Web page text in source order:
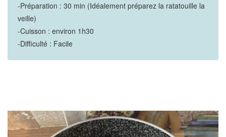
-Préparation : 30 min (Idéalement préparez la ratatouille la
veille)
-Cuisson : environ 1h30
-Difficulté : Facile